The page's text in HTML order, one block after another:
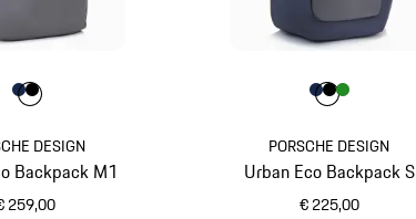
DESIGN
Backpack M1
259,00
Kleur
KleurKleur
PORSCHE DESIGN
Urban Eco Backpack S
€ 225,00
Kleur
Kleur
KleurKleur